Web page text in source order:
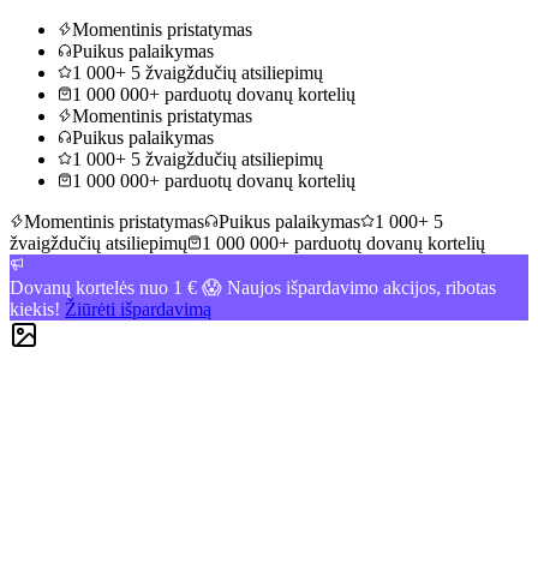
Momentinis pristatymas
Puikus palaikymas
1 000+ 5 žvaigždučių atsiliepimų
1 000 000+ parduotų dovanų kortelių
Momentinis pristatymas
Puikus palaikymas
1 000+ 5 žvaigždučių atsiliepimų
1 000 000+ parduotų dovanų kortelių
Momentinis pristatymas
Puikus palaikymas
1 000+ 5
žvaigždučių atsiliepimų
1 000 000+ parduotų dovanų kortelių
Dovanų kortelės nuo 1 € 😱 Naujos išpardavimo akcijos, ribotas
kiekis! Žiūrėti išpardavimą